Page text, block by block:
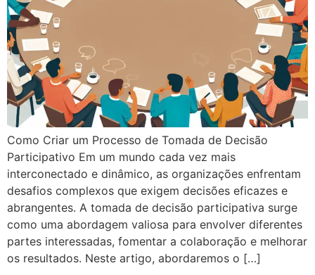
Como Criar um Processo de Tomada de Decisão
Participativo Em um mundo cada vez mais
interconectado e dinâmico, as organizações enfrentam
desafios complexos que exigem decisões eficazes e
abrangentes. A tomada de decisão participativa surge
como uma abordagem valiosa para envolver diferentes
partes interessadas, fomentar a colaboração e melhorar
os resultados. Neste artigo, abordaremos o […]